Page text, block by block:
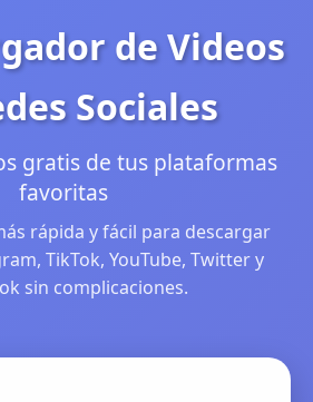
de Videos
Sociales
gratis de tus plataformas
favoritas
rápida y fácil para descargar
TikTok, YouTube, Twitter y
sin complicaciones.